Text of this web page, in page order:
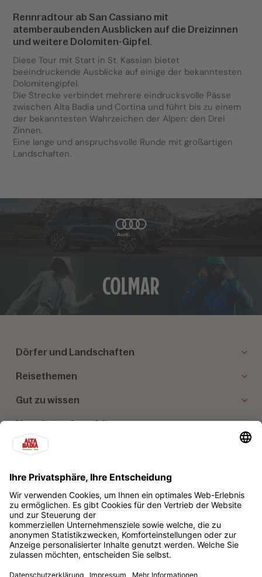
Rennradtour ab San Cassiano mit
atemberaubenden Ausblicken auf die Dreizinnen
und weitere Dolomiten-Gipfel.
Diese Tour mit Start in St. Kassian bietet
beeindruckende Ausblicke auf einige der bekanntesten
Dolomitengipfel.
Die Strecke verbindet mehrere eindrucksvolle Pässe
zwischen Alta Badia und Cortina und führt bis zu einem
der bekanntesten Wahrzeichen der Alpen: den Drei
Zinnen.
Eine lange und anspruchsvolle Runde mit großartigen
Landschaften.
Dörfer und Landschaften
Reisethemen
Gut zu wissen
Newsletter Anmeldung
Unsere Partner